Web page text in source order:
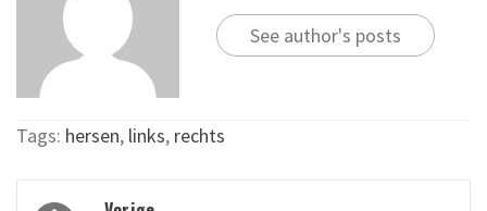
See author's posts
Tags: hersen, links, rechts